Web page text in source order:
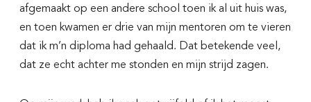
afgemaakt op een andere school toen ik al uit huis was,
en toen kwamen er drie van mijn mentoren om te vieren
dat ik m’n diploma had gehaald. Dat betekende veel,
dat ze echt achter me stonden en mijn strijd zagen.